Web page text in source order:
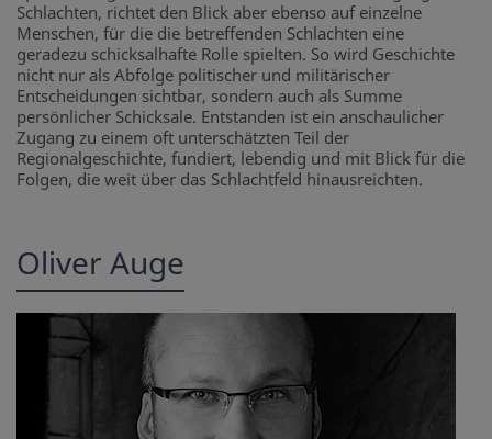
Schlachten, richtet den Blick aber ebenso auf einzelne
Menschen, für die die betreffenden Schlachten eine
geradezu schicksalhafte Rolle spielten. So wird Geschichte
nicht nur als Abfolge politischer und militärischer
Entscheidungen sichtbar, sondern auch als Summe
persönlicher Schicksale. Entstanden ist ein anschaulicher
Zugang zu einem oft unterschätzten Teil der
Regionalgeschichte, fundiert, lebendig und mit Blick für die
Folgen, die weit über das Schlachtfeld hinausreichten.
Oliver Auge